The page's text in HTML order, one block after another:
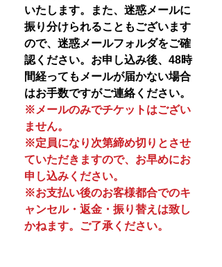
いたします。また、迷惑メールに
振り分けられることもございます
ので、迷惑メールフォルダをご確
認ください。お申し込み後、48時
間経ってもメールが届かない場合
はお手数ですがご連絡ください。
※メールのみでチケットはござい
ません。
※定員になり次第締め切りとさせ
ていただきますので、お早めにお
申し込みください。
※お支払い後のお客様都合でのキ
ャンセル・返金・振り替えは致し
かねます。ご了承ください。